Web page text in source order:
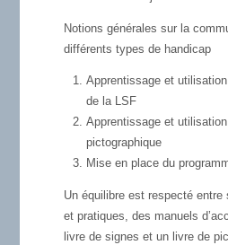
Notions générales sur la
différents types de handicap
Apprentissage et
de la LSF
Apprentissage et
pictographique
Mise en place du
Un équilibre est respecté entre
et pratiques, des manuels
livre de signes et un livre de